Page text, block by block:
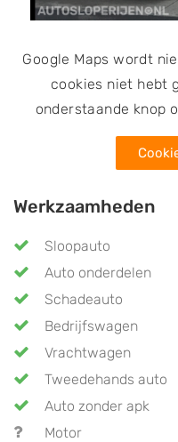
Google Maps wordt
cookies niet hebt
onderstaande knop
Werkzaamheden
Sloopauto
Auto onderdelen
Schadeauto
Bedrijfswagen
Vrachtwagen
Tweedehands auto
Auto zonder apk
Motor